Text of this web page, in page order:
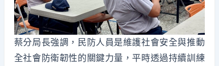
蔡分局長強調， 民防人員是維護社會安全與推動
全社會防衛韌性的關鍵力量， 平時透過持續訓練